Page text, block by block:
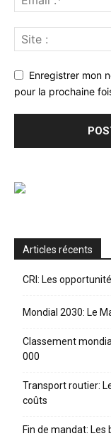
Enregistrer mon
pour la prochaine
Articles récents
CRI: Les
Mondial 2030: Le
Classement
000
Transport routier:
coûts
Fin de mandat: Les